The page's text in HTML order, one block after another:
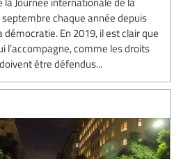
chaque année depuis
En 2019, il est clair que
l’accompagne, comme les droits
être défendus...